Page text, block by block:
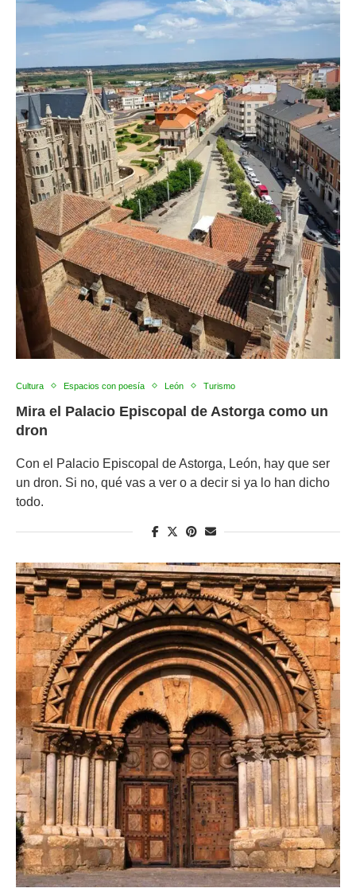
Cultura Espacios con poesía León Turismo
Mira el Palacio Episcopal de Astorga como un
dron
Con el Palacio Episcopal de Astorga, León, hay que ser
un dron. Si no, qué vas a ver o a decir si ya lo han dicho
todo.